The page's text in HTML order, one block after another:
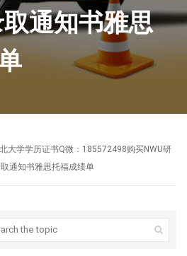
通知书雅思
大学学历证书Q微：185572498购买NWU研
通知书雅思托福成绩单